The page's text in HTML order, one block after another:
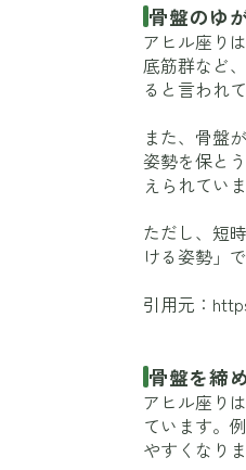
骨盤のゆ
アヒル座り
底筋群など
ると言われ
また、骨盤
姿勢を保と
えられていま
ただし、短
ける姿勢」
引用元：
骨盤を締
アヒル座り
ています。
やすくなりま